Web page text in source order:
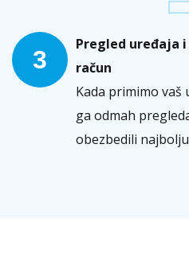
3
Pregled uređaja
račun
Kada primimo vaš
ga odmah
obezbedili